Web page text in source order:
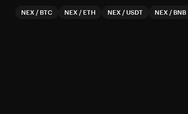
NEX / BTC NEX / ETH NEX / USDT NEX / BNB